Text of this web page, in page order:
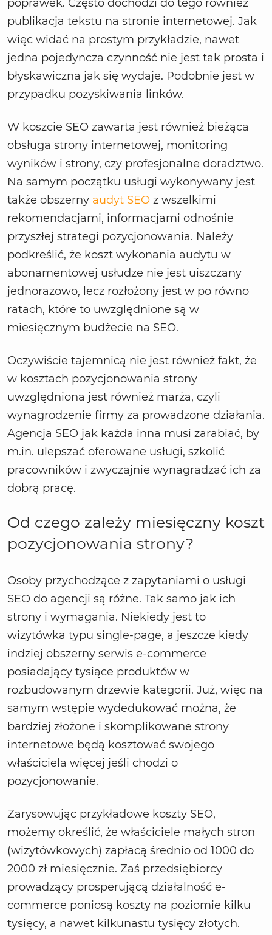
poprawek. Często dochodzi do tego również
publikacja tekstu na stronie internetowej. Jak
więc widać na prostym przykładzie, nawet
jedna pojedyncza czynność nie jest tak prosta i
błyskawiczna jak się wydaje. Podobnie jest w
przypadku pozyskiwania linków.
W koszcie SEO zawarta jest również bieżąca
obsługa strony internetowej, monitoring
wyników i strony, czy profesjonalne doradztwo.
Na samym początku usługi wykonywany jest
także obszerny audyt SEO z wszelkimi
rekomendacjami, informacjami odnośnie
przyszłej strategi pozycjonowania. Należy
podkreślić, że koszt wykonania audytu w
abonamentowej usłudze nie jest uiszczany
jednorazowo, lecz rozłożony jest w po równo
ratach, które to uwzględnione są w
miesięcznym budżecie na SEO.
Oczywiście tajemnicą nie jest również fakt, że
w kosztach pozycjonowania strony
uwzględniona jest również marża, czyli
wynagrodzenie firmy za prowadzone działania.
Agencja SEO jak każda inna musi zarabiać, by
m.in. ulepszać oferowane usługi, szkolić
pracowników i zwyczajnie wynagradzać ich za
dobrą pracę.
Od czego zależy miesięczny koszt
pozycjonowania strony?
Osoby przychodzące z zapytaniami o usługi
SEO do agencji są różne. Tak samo jak ich
strony i wymagania. Niekiedy jest to
wizytówka typu single-page, a jeszcze kiedy
indziej obszerny serwis e-commerce
posiadający tysiące produktów w
rozbudowanym drzewie kategorii. Już, więc na
samym wstępie wydedukować można, że
bardziej złożone i skomplikowane strony
internetowe będą kosztować swojego
właściciela więcej jeśli chodzi o
pozycjonowanie.
Zarysowując przykładowe koszty SEO,
możemy określić, że właściciele małych stron
(wizytówkowych) zapłacą średnio od 1000 do
2000 zł miesięcznie. Zaś przedsiębiorcy
prowadzący prosperującą działalność e-
commerce poniosą koszty na poziomie kilku
tysięcy, a nawet kilkunastu tysięcy złotych.